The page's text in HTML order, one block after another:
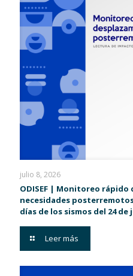
julio 8, 2026
ODISEF | Monitoreo rápido
necesidades
días de los sismos del 24 de
Leer más